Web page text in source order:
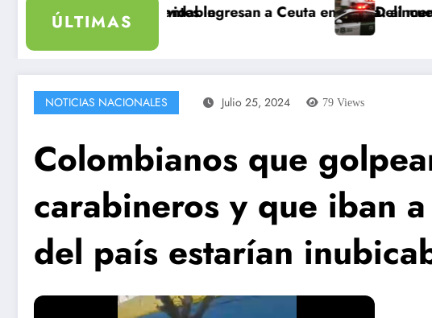
ÚLTIMAS
sea inolvidable
mil migrantes ingresan a Ceuta en un día: al menos 34
Delincuentes matan a
NOTICIAS NACIONALES Julio 25, 2024 79 Views
Colombianos que
carabineros y que iban
del país estarían